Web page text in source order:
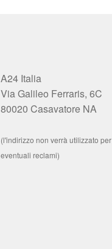
A24 Italia
Via Galileo Ferraris, 6C
80020 Casavatore NA
(l'indirizzo non verrà utilizzato per
eventuali reclami)